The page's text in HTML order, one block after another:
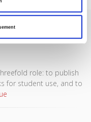
threefold role: to publish
for student use, and to